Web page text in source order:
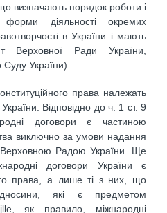
визначають порядок роботи і
форми діяльності окремих
в України і мають
Верховної Ради України,
Суду України).
права належать
Відповідно до ч. 1 ст. 9
договори є частиною
виключно за умови надання
Верховною Радою України. Ще
договори України є
права, а лише ті з них, що
які є предметом
jlle, як правило, міжнародні